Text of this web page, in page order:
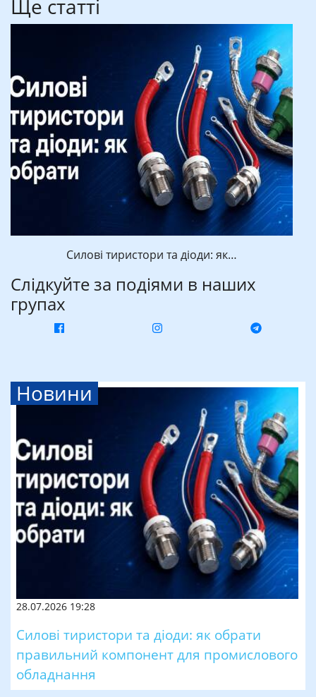
Ще статті
Силові тиристори та діоди: як…
Слідкуйте за подіями в наших
групах
Новини
28.07.2026 19:28
Силові тиристори та діоди: як обрати
правильний компонент для промислового
обладнання